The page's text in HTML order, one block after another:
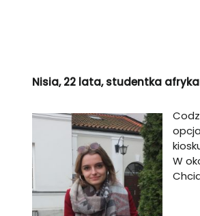
Nisia, 22 lata, studentka
W